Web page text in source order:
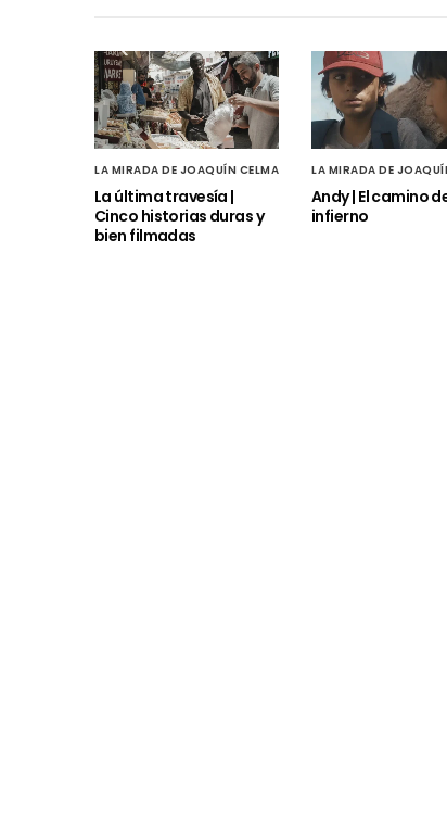
LA MIRADA DE JOAQUÍN CELMA
La última travesía |
Cinco historias duras y
bien filmadas
LA MIRADA DE
Andy | El camino
infierno